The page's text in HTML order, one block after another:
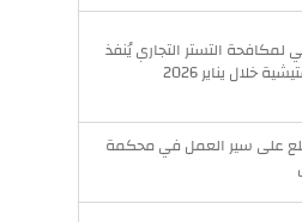
لمكافحة التستر التجاري يُنفذ
على سير العمل في محكمة